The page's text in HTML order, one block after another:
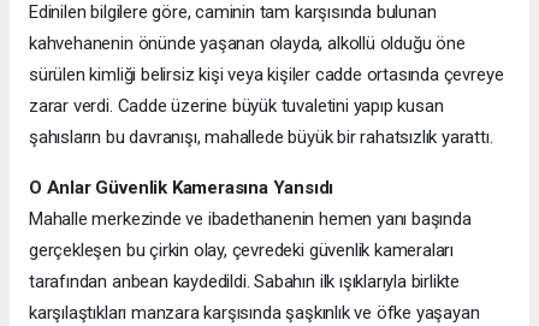
Edinilen bilgilere göre, caminin tam karşısında bulunan
kahvehanenin önünde yaşanan olayda, alkollü olduğu öne
sürülen kimliği belirsiz kişi veya kişiler cadde ortasında çevreye
zarar verdi. Cadde üzerine büyük tuvaletini yapıp kusan
şahısların bu davranışı, mahallede büyük bir rahatsızlık yarattı.
O Anlar Güvenlik Kamerasına Yansıdı
Mahalle merkezinde ve ibadethanenin hemen yanı başında
gerçekleşen bu çirkin olay, çevredeki güvenlik kameraları
tarafından anbean kaydedildi. Sabahın ilk ışıklarıyla birlikte
karşılaştıkları manzara karşısında şaşkınlık ve öfke yaşayan